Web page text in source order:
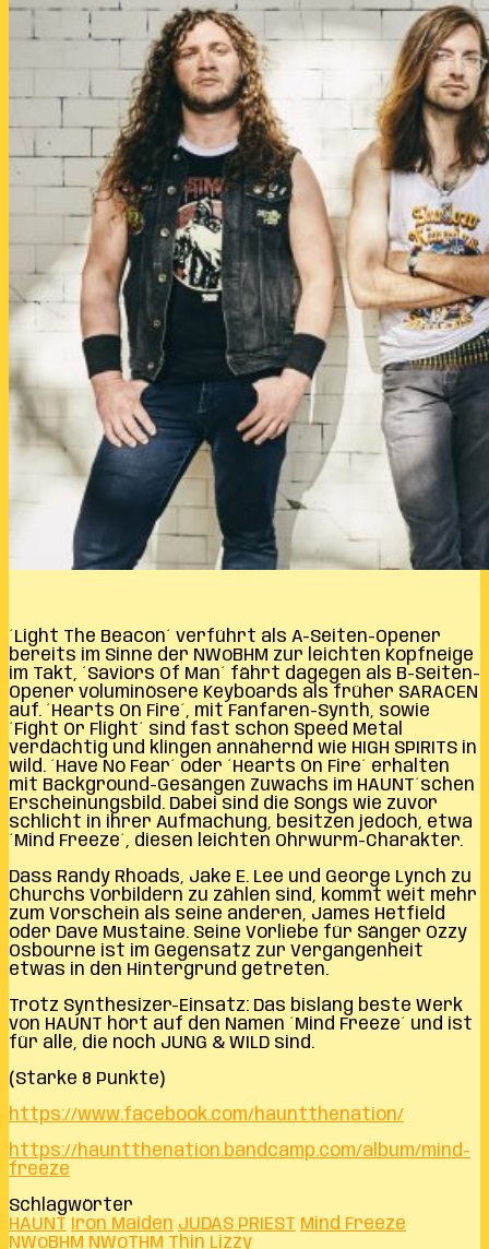
´Light The Beacon´ verführt als A-Seiten-Opener
bereits im Sinne der NWoBHM zur leichten Kopfneige
im Takt, ´Saviors Of Man´ fährt dagegen als B-Seiten-
Opener voluminösere Keyboards als früher SARACEN
auf. ´Hearts On Fire´, mit Fanfaren-Synth, sowie
´Fight Or Flight´ sind fast schon Speed Metal
verdächtig und klingen annähernd wie HIGH SPIRITS in
wild. ´Have No Fear´ oder ´Hearts On Fire´ erhalten
mit Background-Gesängen Zuwachs im HAUNT´schen
Erscheinungsbild. Dabei sind die Songs wie zuvor
schlicht in ihrer Aufmachung, besitzen jedoch, etwa
´Mind Freeze´, diesen leichten Ohrwurm-Charakter.
Dass Randy Rhoads, Jake E. Lee und George Lynch zu
Churchs Vorbildern zu zählen sind, kommt weit mehr
zum Vorschein als seine anderen, James Hetfield
oder Dave Mustaine. Seine Vorliebe für Sänger Ozzy
Osbourne ist im Gegensatz zur Vergangenheit
etwas in den Hintergrund getreten.
Trotz Synthesizer-Einsatz: Das bislang beste Werk
von HAUNT hört auf den Namen ´Mind Freeze´ und ist
für alle, die noch JUNG & WILD sind.
(Starke 8 Punkte)
https://www.facebook.com/hauntthenation/
https://hauntthenation.bandcamp.com/album/mind-
freeze
Schlagwörter
HAUNT Iron Maiden JUDAS PRIEST Mind Freeze
NWoBHM NWoTHM Thin Lizzy